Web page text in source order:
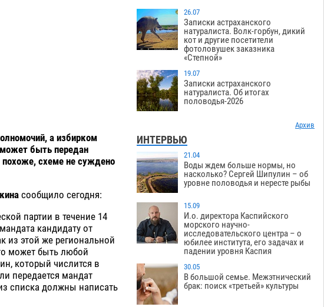
а избирком
может быть передан
схеме не суждено
сообщило сегодня:
партии в течение 14
кандидату от
из этой же региональной
может быть любой
который числится в
передается мандат
списка должны написать
26.07
Записки астраханского
натуралиста. Волк-горбун, дикий
кот и другие посетители
фотоловушек заказника
«Степной»
19.07
Записки астраханского
натуралиста. Об итогах
половодья-2026
Архив
ИНТЕРВЬЮ
21.04
Воды ждем больше нормы, но
насколько? Сергей Шипулин – об
уровне половодья и нересте рыбы
15.09
И.о. директора Каспийского
морского научно-
исследовательского центра – о
юбилее института, его задачах и
падении уровня Каспия
30.05
В большой семье. Межэтнический
брак: поиск «третьей» культуры